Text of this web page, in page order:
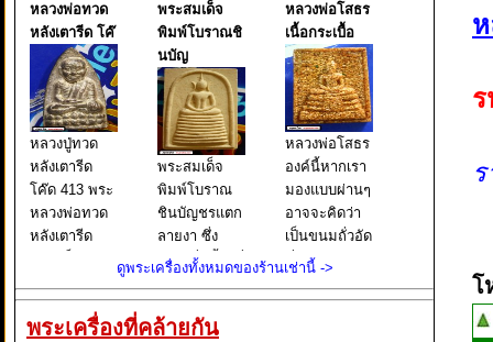
หลวงพ่อทวด
หลังเตารีด โค๊
หลวงปู่ทวด
หลังเตารีด
โค๊ด 413 พระ
หลวงพ่อทวด
หลังเตารีด
ธรรมดา ปี
๒๕๐๕ นับเป็น
พระสมเด็จ
พิมพ์โบราณชิ
นบัญ
พระสมเด็จ
พิมพ์โบราณ
ชินบัญชรแตก
ลายงา ซึ่ง
เขียนชื่อนี้ไว้ที่
พระ และยังมี
เขียนต่อไปอีก
หลวงพ่อโสธร
เนื้อกระเบื้อ
หลวงพ่อโสธร
องค์นี้หากเรา
มองแบบผ่านๆ
อาจจะคิดว่า
เป็นขนมถั่วอัด
ที่เราเคยกิน
แล้วนั่นคือ
ดูพระเครื่องทั้งหมดของร้านเช่านี้ ->
พระเครื่องที่คล้ายกัน
โ